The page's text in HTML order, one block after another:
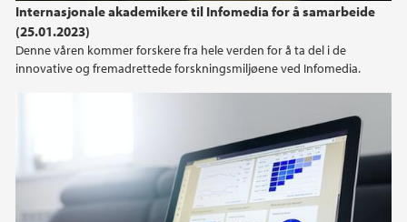
Internasjonale akademikere til Infomedia for å samarbeide
(25.01.2023)
Denne våren kommer forskere fra hele verden for å ta del i de
innovative og fremadrettede forskningsmiljøene ved Infomedia.
2023
2022
2020
2019